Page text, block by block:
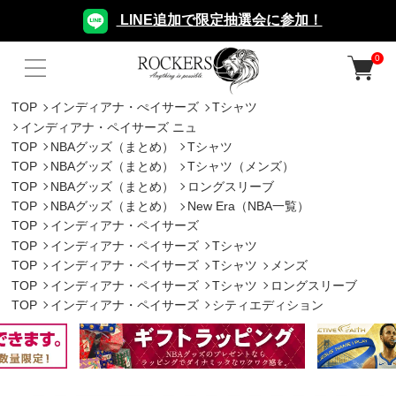
LINE追加で限定抽選会に参加！
0
TOP インディアナ・ぺイサーズ
Tシャツ
インディアナ・ペイサーズ ニュ
TOP
NBAグッズ（まとめ）
Tシャツ
TOP
NBAグッズ（まとめ）
Tシャツ（メンズ）
TOP
NBAグッズ（まとめ）
ロングスリーブ
TOP
NBAグッズ（まとめ）
New Era（NBA一覧）
TOP
インディアナ・ペイサーズ
TOP
インディアナ・ペイサーズ
Tシャツ
TOP
インディアナ・ペイサーズ Tシャツ
メンズ
TOP
インディアナ・ペイサーズ Tシャツ
ロングスリーブ
TOP
インディアナ・ペイサーズ シティエディション